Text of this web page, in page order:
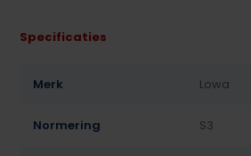
Specificaties
Merk Lowa
Normering S3